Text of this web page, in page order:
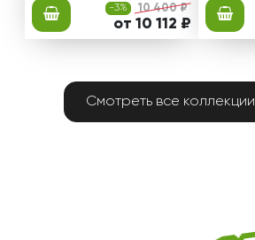
-3% 10 400 ₽
от 10 112 ₽
Смотреть все